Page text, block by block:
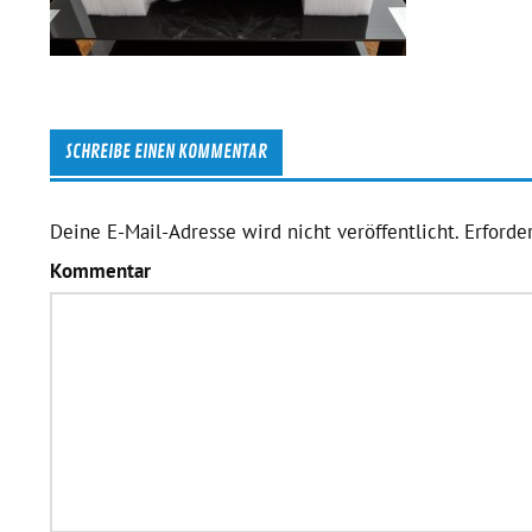
SCHREIBE EINEN KOMMENTAR
Deine E-Mail-Adresse wird nicht veröffentlicht.
Kommentar